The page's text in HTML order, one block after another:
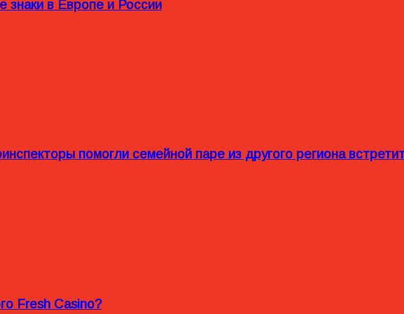
в Европе и России
помогли семейной паре из другого региона
Fresh Casino?